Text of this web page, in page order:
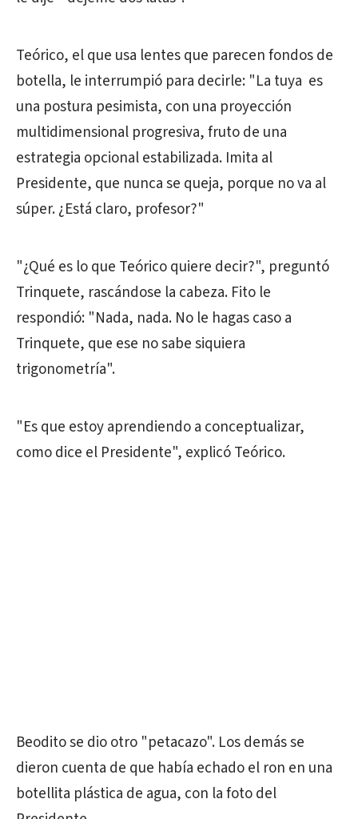
Teórico, el que usa lentes que parecen fondos de
botella, le interrumpió para decirle: "La tuya es
una postura pesimista, con una proyección
multidimensional progresiva, fruto de una
estrategia opcional estabilizada. Imita al
Presidente, que nunca se queja, porque no va al
súper. ¿Está claro, profesor?"
"¿Qué es lo que Teórico quiere decir?", preguntó
Trinquete, rascándose la cabeza. Fito le
respondió: "Nada, nada. No le hagas caso a
Trinquete, que ese no sabe siquiera
trigonometría".
"Es que estoy aprendiendo a conceptualizar,
como dice el Presidente", explicó Teórico.
Beodito se dio otro "petacazo". Los demás se
dieron cuenta de que había echado el ron en una
botellita plástica de agua, con la foto del